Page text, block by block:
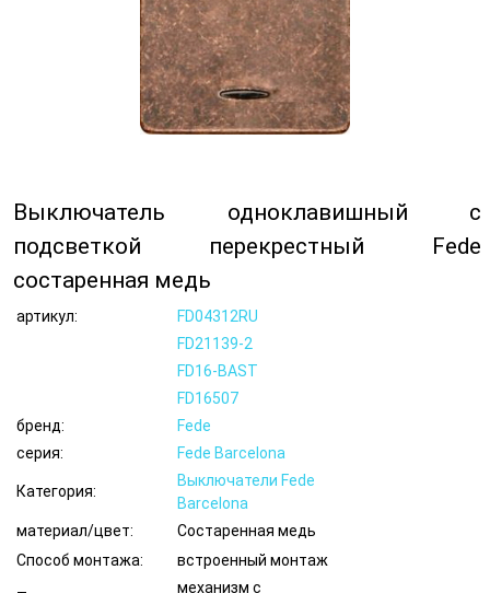
Выключатель одноклавишный с
подсветкой перекрестный Fede
состаренная медь
артикул:
FD04312RU
FD21139-2
FD16-BAST
FD16507
бренд:
Fede
серия:
Fede Barcelona
Категория:
Выключатели Fede
Barcelona
материал/цвет:
Состаренная медь
Способ монтажа:
встроенный монтаж
механизм с